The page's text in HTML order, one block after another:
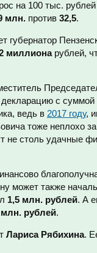
на 100 тыс.
млн. против 32,5.
губернатор
миллионарублей,
с суммой
ведь в 2017 году,
тоже неплохо
не столь удачные
может также
1,5 млн. рублей. А
млн. рублей.
Лариса Рябихина.